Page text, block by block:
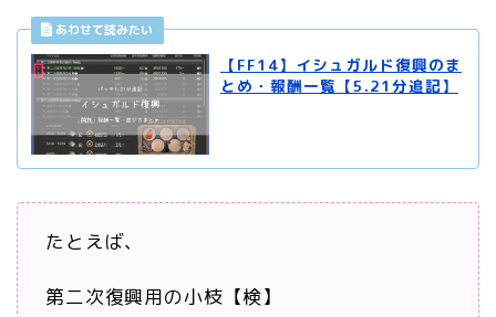
【FF14】イシュガルド復興のま
とめ・報酬一覧【5.21分追記】
たとえば、
第二次復興用の小枝【検】